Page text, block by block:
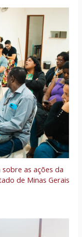
as ações da
de Minas Gerais